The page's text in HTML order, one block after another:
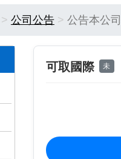
公司公告 公告本公
可取國際 未